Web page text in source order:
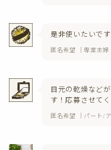
是非使いたいです
匿名希望 ｜専業主婦
目元の乾燥など
す！応募させてく
匿名希望 ｜パート/